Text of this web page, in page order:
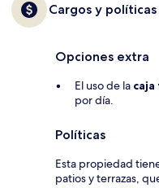
Cargos y políticas
Opciones extra
El uso de la
por día.
Políticas
Esta propiedad
patios y terrazas,